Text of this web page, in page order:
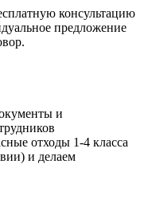
консультацию
предложение
и
отходы 1-4 класса
и делаем